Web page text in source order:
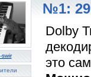
swir
№1: 29
Dolby
это